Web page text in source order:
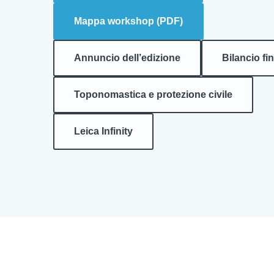
Mappa workshop (PDF)
Annuncio dell’edizione Bilancio
Toponomastica e protezione civile
Leica Infinity